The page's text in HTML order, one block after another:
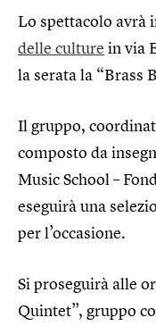
Lo spettacolo avrà
delle culture in via
la serata la “Brass
Il gruppo,
composto da
Music School –
eseguirà una
per l’occasione.
Si proseguirà alle
Quintet”, gruppo